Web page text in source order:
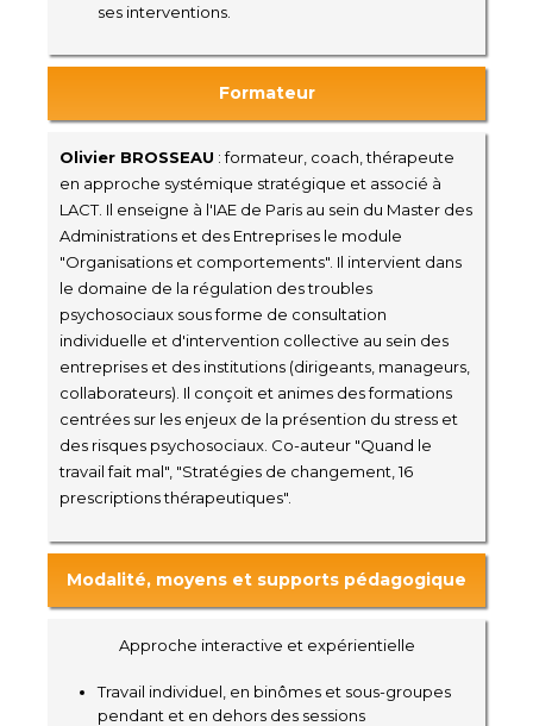
ses interventions.
Formateur
Olivier BROSSEAU : formateur, coach, thérapeute
en approche systémique stratégique et associé à
LACT. Il enseigne à l'IAE de Paris au sein du Master des
Administrations et des Entreprises le module
"Organisations et comportements". Il intervient dans
le domaine de la régulation des troubles
psychosociaux sous forme de consultation
individuelle et d'intervention collective au sein des
entreprises et des institutions (dirigeants, manageurs,
collaborateurs). Il conçoit et animes des formations
centrées sur les enjeux de la présention du stress et
des risques psychosociaux. Co-auteur "Quand le
travail fait mal", "Stratégies de changement, 16
prescriptions thérapeutiques".
Modalité, moyens et supports pédagogique
Approche interactive et expérientielle
Travail individuel, en binômes et sous-groupes
pendant et en dehors des sessions